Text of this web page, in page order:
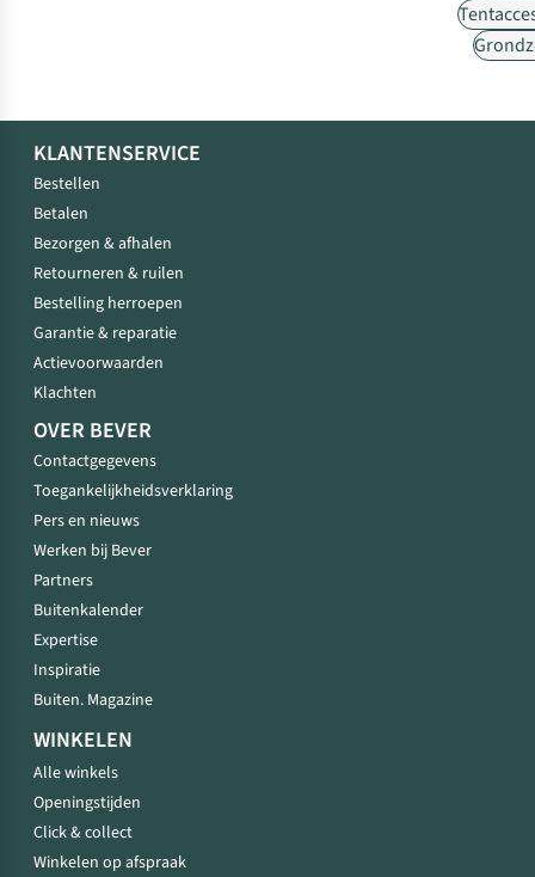
KLANTENSERVICE
Bestellen
Betalen
Bezorgen & afhalen
Retourneren & ruilen
Bestelling herroepen
Garantie & reparatie
Actievoorwaarden
Klachten
OVER BEVER
Contactgegevens
Toegankelijkheidsverklaring
Pers en nieuws
Werken bij Bever
Partners
Buitenkalender
Expertise
Inspiratie
Buiten. Magazine
WINKELEN
Alle winkels
Openingstijden
Click & collect
Winkelen op afspraak